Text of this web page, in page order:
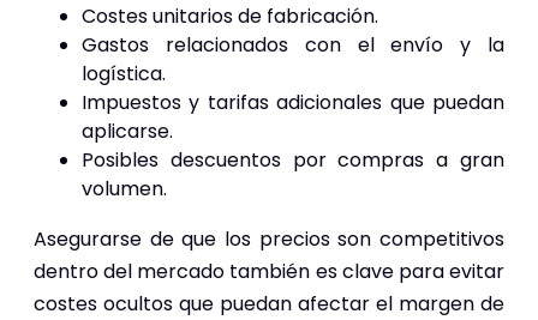
Costes unitarios de fabricación.
Gastos relacionados con el envío y la
logística.
Impuestos y tarifas adicionales que puedan
aplicarse.
Posibles descuentos por compras a gran
volumen.
Asegurarse de que los precios son competitivos
dentro del mercado también es clave para evitar
costes ocultos que puedan afectar el margen de